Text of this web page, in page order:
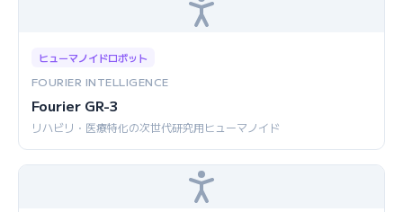
ヒューマノイドロボット
FOURIER INTELLIGENCE
Fourier GR-3
リハビリ・医療特化の次世代研究用ヒューマノイド